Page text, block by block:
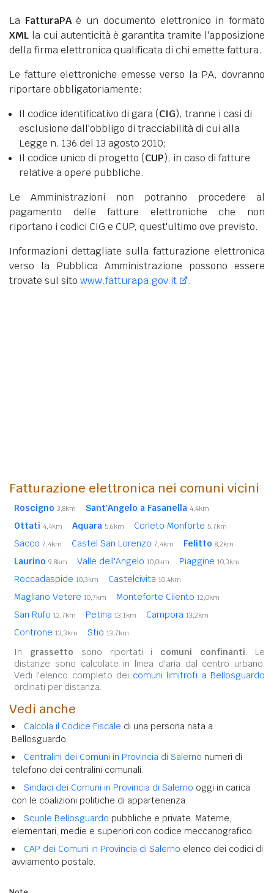
La FatturaPAè un documento elettronico in formato
XML la cui autenticità è garantita tramite l'apposizione
della firma elettronica qualificata di chi emette fattura.
Le fatture elettroniche emesse verso la PA, dovranno
riportare obbligatoriamente:
Il codice identificativo di gara (CIG), tranne i casi di
esclusione dall'obbligo di tracciabilità di cui alla
Legge n. 136 del 13 agosto 2010;
Il codice unico di progetto (CUP), in caso di fatture
relative a opere pubbliche.
Le Amministrazioni non potranno procedere al
pagamento delle fatture elettroniche che non
riportano i codici CIG e CUP, quest'ultimo ove previsto.
Informazioni dettagliate sulla fatturazione elettronica
verso la Pubblica Amministrazione possono essere
trovate sul sito www.fatturapa.gov.it .
Fatturazione elettronica nei comuni vicini
Roscigno 3,8km Sant'Angelo a Fasanella 4,4km
Ottati 4,4km Aquara 5,6km Corleto Monforte 5,7km
Sacco 7,4km Castel San Lorenzo 7,4km Felitto 8,2km
Laurino 9,8km Valle dell'Angelo 10,0km Piaggine 10,3km
Roccadaspide 10,3km Castelcivita 10,4km
Magliano Vetere 10,7km Monteforte Cilento 12,0km
San Rufo 12,7km Petina 13,1km Campora 13,2km
Controne 13,3km Stio 13,7km
In grassetto sono riportati i comuni confinanti. Le
distanze sono calcolate in linea d'aria dal centro urbano.
Vedi l'elenco completo dei comuni limitrofi a Bellosguardo
ordinati per distanza.
Vedi anche
Calcola il Codice Fiscale di una persona nata a
Bellosguardo.
Centralini dei Comuni in Provincia di Salerno numeri di
telefono dei centralini comunali.
Sindaci dei Comuni in Provincia di Salerno oggi in carica
con le coalizioni politiche di appartenenza.
Scuole Bellosguardo pubbliche e private. Materne,
elementari, medie e superiori con codice meccanografico.
CAP dei Comuni in Provincia di Salerno elenco dei codici di
avviamento postale.